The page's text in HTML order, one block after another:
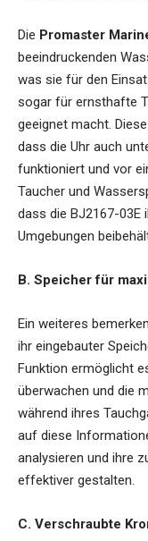
Die Promaster
beeindruckenden
was sie für den
sogar für ernsthafte
geeignet macht.
dass die Uhr auch
funktioniert und vor
Taucher und
dass die BJ2167-03E
Umgebungen
B. Speicher für
Ein weiteres
ihr eingebauter
Funktion ermöglicht
überwachen und die
während ihres
auf diese
analysieren und ihre
effektiver gestalten.
C. Verschraubte